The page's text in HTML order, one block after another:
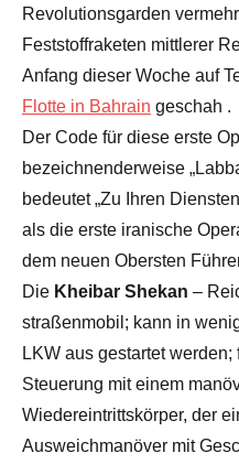
Revolutionsgarden
Feststoffraketen mittlerer
Anfang dieser Woche auf
Flotte in Bahrain geschah .
Der Code für diese erste
bezeichnenderweise
bedeutet „Zu Ihren
als die erste iranische
dem neuen Obersten
Die Kheibar Shekan –
straßenmobil; kann in
LKW aus gestartet
Steuerung mit einem
Wiedereintrittskörper, der
Ausweichmanöver mit